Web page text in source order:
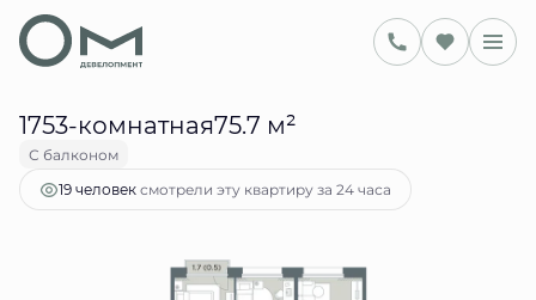
3-комнатная75.7 м 36 193 302 руб.
Ипотекаот 147 850 руб.
1753-комнатная75.7 м²
С балконом
19 человек смотрели эту квартиру за 24 часа